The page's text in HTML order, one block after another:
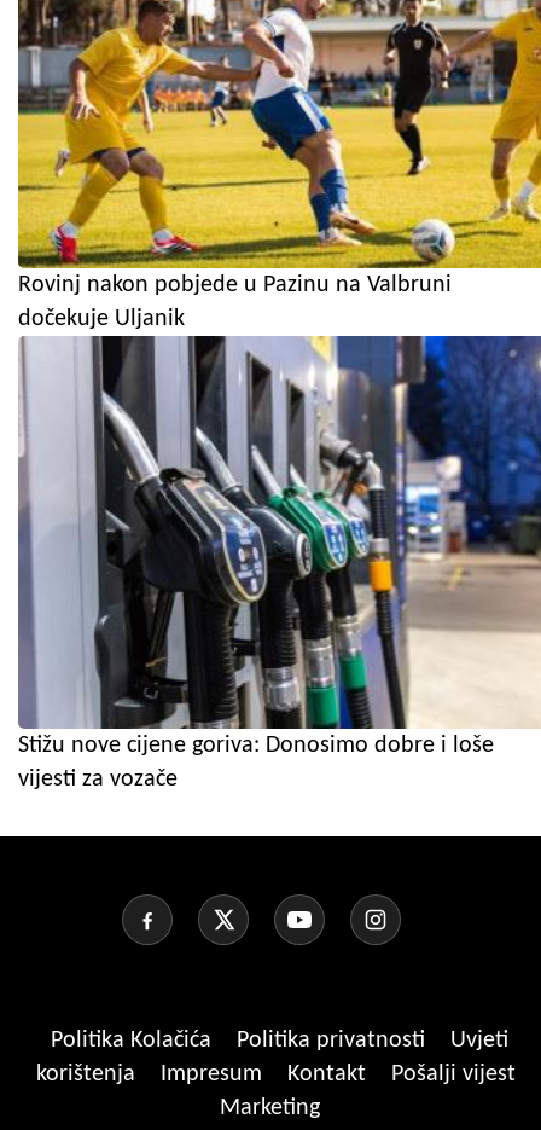
Rovinj nakon pobjede u Pazinu na Valbruni
dočekuje Uljanik
Stižu nove cijene goriva: Donosimo dobre i loše
vijesti za vozače
Politika Kolačića Politika privatnosti
Uvjeti
korištenja
Impresum Kontakt
Pošalji vijest
Marketing